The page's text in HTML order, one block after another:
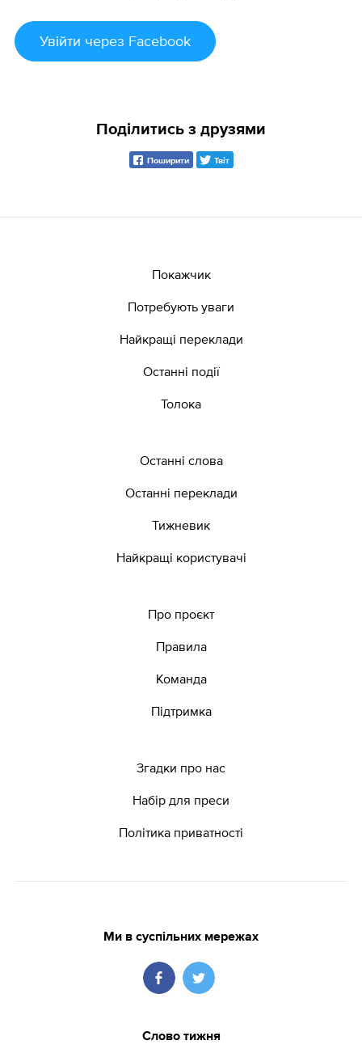
Увійти через Facebook
Поділитись з друзями
Поширити Твіт
Покажчик
Потребують уваги
Найкращі переклади
Останні події
Толока
Останні слова
Останні переклади
Тижневик
Найкращі користувачі
Про проєкт
Правила
Команда
Підтримка
Згадки про нас
Набір для преси
Політика приватності
Ми в суспільних мережах
Слово тижня